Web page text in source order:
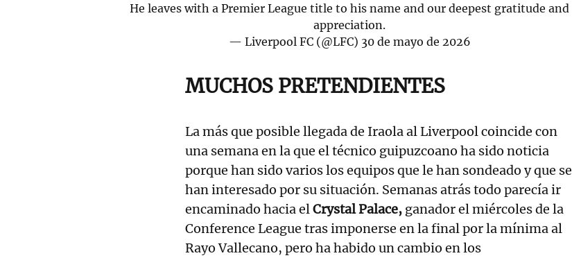
He leaves with a Premier League title to his name and our deepest gratitude and
appreciation.
— Liverpool FC (@LFC) 30 de mayo de 2026
MUCHOS PRETENDIENTES
La más que posible llegada de Iraola al Liverpool coincide con
una semana en la que el técnico guipuzcoano ha sido noticia
porque han sido varios los equipos que le han sondeado y que se
han interesado por su situación. Semanas atrás todo parecía ir
encaminado hacia elCrystal Palace, ganador el miércoles de la
Conference League tras imponerse en la final por la mínima al
Rayo Vallecano, pero ha habido un cambio en los